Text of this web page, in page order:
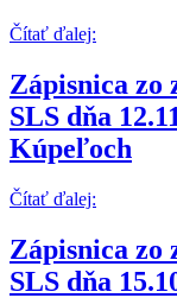
Čítať ďalej:
Zápisnica zo
SLS dňa
Kúpeľoch
Čítať ďalej:
Zápisnica zo
SLS dňa